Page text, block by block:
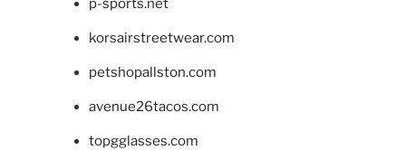
p-sports.net
korsairstreetwear.com
petshopallston.com
avenue26tacos.com
topgglasses.com